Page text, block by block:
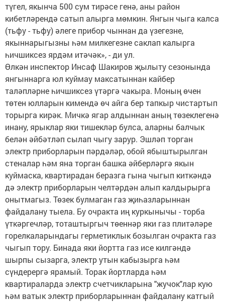
түгел, якынча 500 сум тирәсе генә, аны район
кибетләрендә сатып алырга мөмкин. Янгын чыга калса
(тьфу - тьфу) әлеге прибор чыннан да үзегезне,
якыннарыгызны һәм милкегезне саклап калырга
һичшиксез ярдәм итәчәк», - ди ул.
Өлкән инспектор Инсаф Шакиров җылыту сезонында
янгыннарга юл куймау максатыннан кайбер
таләпләрне һичшиксез үтәргә чакыра. Моның өчен
төтен юлларын кимендә өч айга бер тапкыр чистартып
торырга кирәк. Мичкә ягар алдыннан аның төзеклегенә
инану, ярыклар яки тишекләр булса, аларны балчык
белән әйбәтләп сылап чыгу зарур. Эшләп торган
электр приборларын пәрдәләр, обой ябыштырылган
стеналар һәм яна торган башка әйберләргә якын
куймаска, квартирадан беразга гына чыгып киткәндә
дә электр приборларын челтәрдән алып калдырырга
онытмагыз. Төзек булмаган газ җиһазларыннан
файдалану тыела. Бу очракта иң куркынычы - торба
үткәргечләр, тоташтыргыч төеннәр яки газ плитәләре
горелкаларындагы герметиклык бозылган очракта газ
чыгып тору. Бинада яки йортта газ исе килгәндә
шырпы сызарга, электр утын кабызырга һәм
сүндерергә ярамый. Торак йортларда һәм
квартираларда электр счетчикларына "жучок"лар кую
һәм ватык электр приборларыннан файдалану катгый